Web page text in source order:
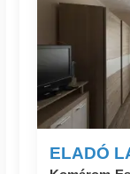
ELADÓ